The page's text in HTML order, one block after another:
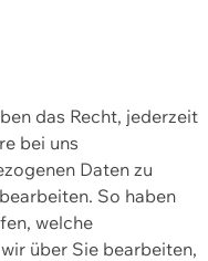
das Recht, jederzeit
bei uns
Daten zu
So haben
welche
über Sie bearbeiten,